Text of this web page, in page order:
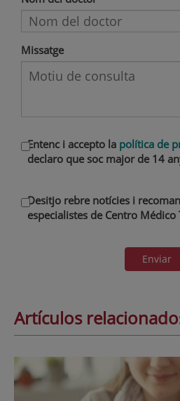
Missatge
Entenc i accepto la política de
declaro que soc major de 14
Desitjo rebre notícies i
especialistes de Centro Médico
Enviar
Artículos